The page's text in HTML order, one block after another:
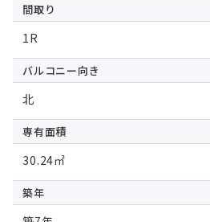
間取り
1R
バルコニー向き
北
専有面積
30.24㎡
築年